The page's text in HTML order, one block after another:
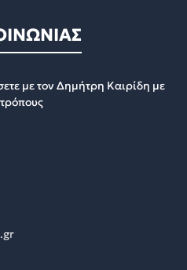
με τον Δημήτρη Καιρίδη με